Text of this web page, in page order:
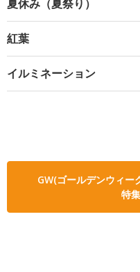
夏休み（夏祭り）
紅葉
イルミネーション
GW(ゴールデンウィー
特